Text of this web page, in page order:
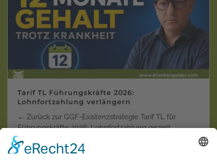
Tarif TL Führungskräfte 2026:
Lohnfortzahlung verlängern
← Zurück zur GGF-Existenzstrategie Tarif TL für
Führungskräfte 2026: Lohnfortzahlung gezielt
verlänger…